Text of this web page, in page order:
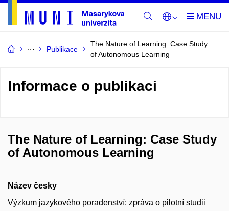
Publikace
The Nature of Learning: Case Study
of Autonomous Learning
Informace o publikaci
The Nature of Learning: Case Study
of Autonomous Learning
Název česky
Výzkum jazykového poradenství: zpráva o pilotní studii